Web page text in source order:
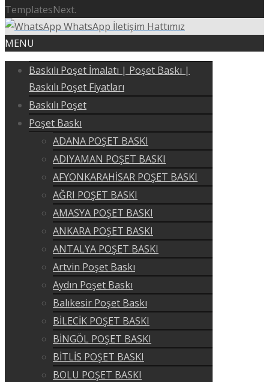
TemplatesNext.
WhatsApp İletişim Hattımız
MENU
Baskılı Poşet İmalatı | Poşet Baskı |
Baskılı Poşet Fiyatları
Baskılı Poşet
Poşet Baskı
ADANA POŞET BASKI
ADIYAMAN POŞET BASKI
AFYONKARAHİSAR POŞET BASKI
AĞRI POŞET BASKI
AMASYA POŞET BASKI
ANKARA POŞET BASKI
ANTALYA POŞET BASKI
Artvin Poşet Baskı
Aydın Poşet Baskı
Balıkesir Poşet Baskı
BİLECİK POŞET BASKI
BİNGÖL POŞET BASKI
BİTLİS POŞET BASKI
BOLU POŞET BASKI